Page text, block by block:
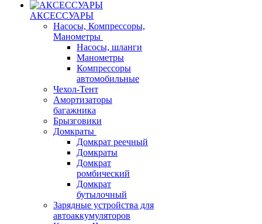
АКСЕССУАРЫ
Насосы, Компрессоры,
Манометры
Насосы, шланги
Манометры
Компрессоры
автомобильные
Чехол-Тент
Амортизаторы
багажника
Брызговики
Домкраты
Домкрат реечный
Домкраты
Домкрат
ромбический
Домкрат
бутылочный
Зарядные устройства для
автоаккумуляторов